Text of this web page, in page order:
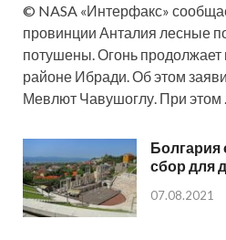
© NASA «Интерфакс»
провинции Анталия лесные
потушены. Огонь продолжает
районе Ибради. Об этом
Мевлют Чавушоглу. При этом
Болгария
сбор для
07.08.2021